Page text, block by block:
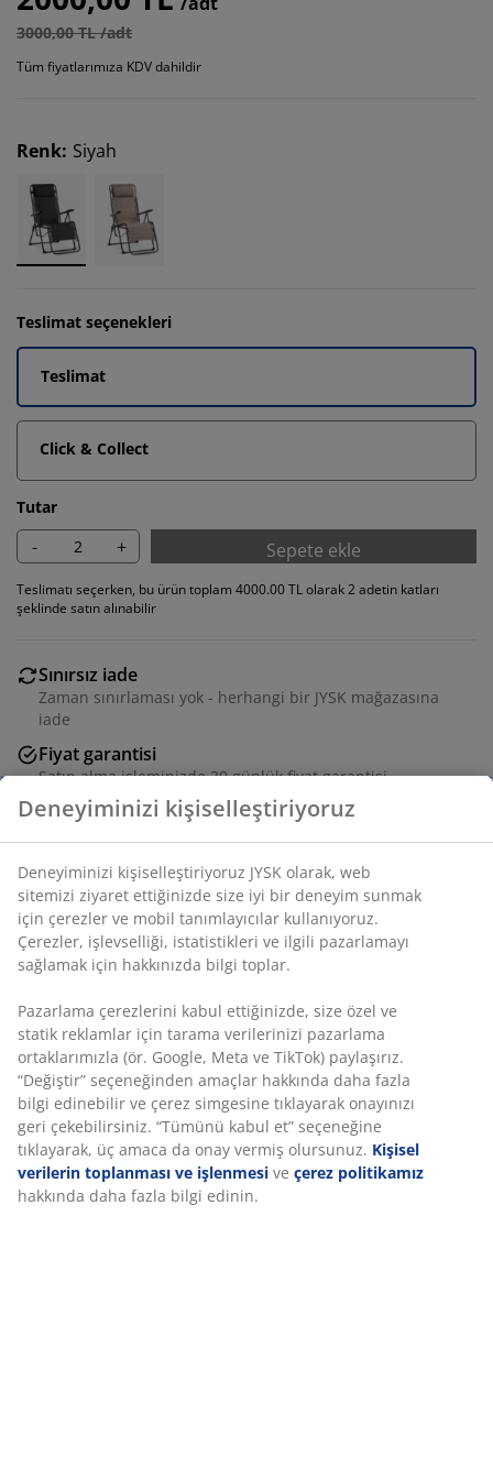
3000,00 TL /adt
Tüm fiyatlarımıza KDV dahildir
Renk: Siyah
Teslimat seçenekleri
Teslimat
Click & Collect
Tutar
- + Sepete ekle
Teslimatı seçerken, bu ürün toplam 4000.00 TL olarak 2 adetin katları
şeklinde satın alınabilir
Sınırsız iade
Zaman sınırlaması yok - herhangi bir JYSK mağazasına
iade
Fiyat garantisi
Satın alma işleminizde 30 günlük fiyat garantisi
Esnek teslimat seçenekleri
Çelik ve polyesterden şezlong sandalye . Kademesiz
sandalye arkalığı ve ayak uzatma ayarı. 6 kademe.
Katlanır.
SKU: 3726027
Montaj talimatları
Özellikler
Deneyiminizi kişiselleştiriyoruz
Deneyiminizi kişiselleştiriyoruz JYSK olarak, web
sitemizi ziyaret ettiğinizde size iyi bir deneyim sunmak
için çerezler ve mobil tanımlayıcılar kullanıyoruz.
Çerezler, işlevselliği, istatistikleri ve ilgili pazarlamayı
sağlamak için hakkınızda bilgi toplar.
Pazarlama çerezlerini kabul ettiğinizde, size özel ve
statik reklamlar için tarama verilerinizi pazarlama
ortaklarımızla (ör. Google, Meta ve TikTok) paylaşırız.
“Değiştir” seçeneğinden amaçlar hakkında daha fazla
bilgi edinebilir ve çerez simgesine tıklayarak onayınızı
geri çekebilirsiniz. “Tümünü kabul et” seçeneğine
tıklayarak, üç amaca da onay vermiş olursunuz. Kişisel
verilerin toplanması ve işlenmesi ve çerez politikamız
hakkında daha fazla bilgi edinin.